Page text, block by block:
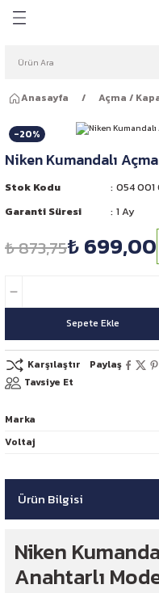
Ampulleri
Ampulleri
Ampulleri
Anasayfa Açma /
-20%
Niken Kumandalı
Stok Kodu
054 001
Garanti Süresi
1 Ay
₺ 873,75₺ 699,00
Sepete Ekle
Karşılaştır Paylaş
Tavsiye Et
Marka
Voltaj
Ürün Bilgisi
Niken
Anahtarlı